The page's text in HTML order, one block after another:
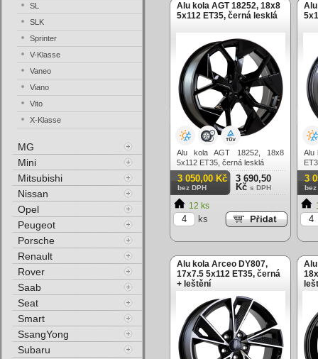
Alu kola AGT 18252, 18x8
5x112 ET35, černá lesklá
Alu kola AGT 18252, 18x8
5x112 ET35, černá lesklá
3 050,00 Kč
bez DPH
3 690,50
Kč s DPH
12 ks
ks
Alu
3
bez
Alu kola Arceo DY807,
17x7.5 5x112 ET35, černá
+ leštění
SL
SLK
Sprinter
V-Klasse
Vaneo
Viano
Vito
X-Klasse
MG
Mini
Mitsubishi
Nissan
Opel
Peugeot
Porsche
Renault
Rover
Saab
Seat
Smart
SsangYong
Subaru